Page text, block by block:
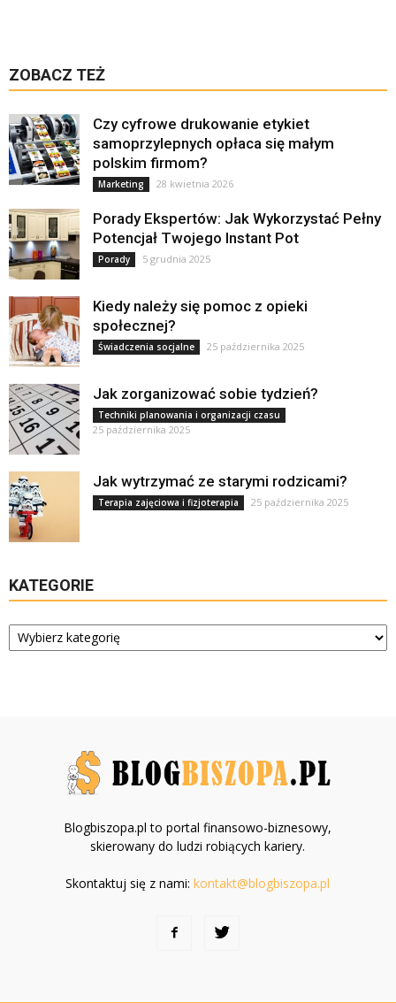
ZOBACZ TEŻ
Czy cyfrowe drukowanie etykiet
samoprzylepnych opłaca się małym
polskim firmom?
Marketing 28 kwietnia 2026
Porady Ekspertów: Jak Wykorzystać Pełny
Potencjał Twojego Instant Pot
Porady 5 grudnia 2025
Kiedy należy się pomoc z opieki
społecznej?
Świadczenia socjalne 25 października 2025
Jak zorganizować sobie tydzień?
Techniki planowania i organizacji czasu
25 października 2025
Jak wytrzymać ze starymi rodzicami?
Terapia zajęciowa i fizjoterapia 25 października 2025
KATEGORIE
Kategorie
Blogbiszopa.pl to portal finansowo-biznesowy,
skierowany do ludzi robiących kariery.
Skontaktuj się z nami:kontakt@blogbiszopa.pl